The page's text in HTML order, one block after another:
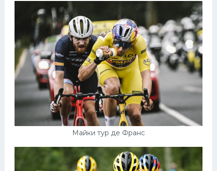
Майки тур де Франс